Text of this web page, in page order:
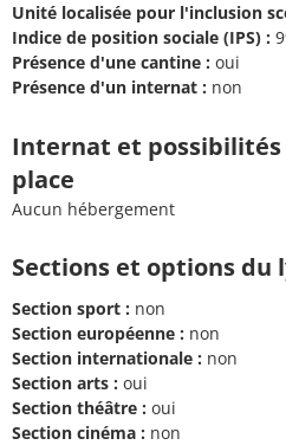
Unité localisée pour l'inclusion
Indice de position sociale (IPS) :
Présence d'une cantine : oui
Présence d'un internat : non
Internat et
place
Aucun hébergement
Sections et options du
Section sport : non
Section européenne : non
Section internationale : non
Section arts : oui
Section théâtre : oui
Section cinéma : non